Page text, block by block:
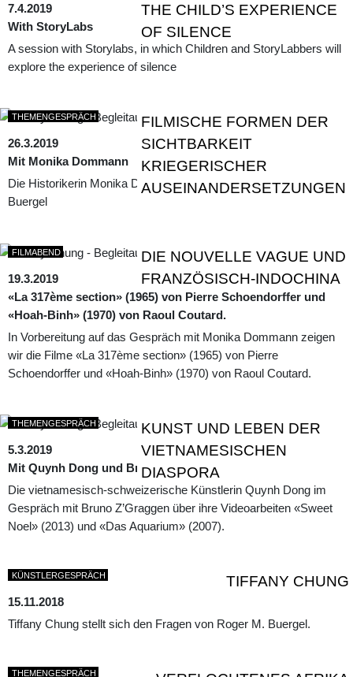
THE CHILD’S EXPERIENCE
OF SILENCE
7.4.2019
With StoryLabs
A session with Storylabs, in which Children and StoryLabbers will
explore the experience of silence
FILMISCHE FORMEN DER
SICHTBARKEIT
KRIEGERISCHER
AUSEINANDERSETZUNGEN
THEMENGESPRÄCH
26.3.2019
Mit Monika Dommann
Die Historikerin Monika Dommann im Gespräch mit Roger M.
Buergel
DIE NOUVELLE VAGUE UND
FRANZÖSISCH-INDOCHINA
FILMABEND
19.3.2019
«La 317ème section» (1965) von Pierre Schoendorffer und
«Hoah-Binh» (1970) von Raoul Coutard.
In Vorbereitung auf das Gespräch mit Monika Dommann zeigen
wir die Filme «La 317ème section» (1965) von Pierre
Schoendorffer und «Hoah-Binh» (1970) von Raoul Coutard.
KUNST UND LEBEN DER
VIETNAMESISCHEN
DIASPORA
THEMENGESPRÄCH
5.3.2019
Mit Quynh Dong und Bruno Z'Graggen
Die vietnamesisch-schweizerische Künstlerin Quynh Dong im
Gespräch mit Bruno Z’Graggen über ihre Videoarbeiten «Sweet
Noel» (2013) und «Das Aquarium» (2007).
TIFFANY CHUNG
KÜNSTLERGESPRÄCH
15.11.2018
Tiffany Chung stellt sich den Fragen von Roger M. Buergel.
THEMENGESPRÄCH